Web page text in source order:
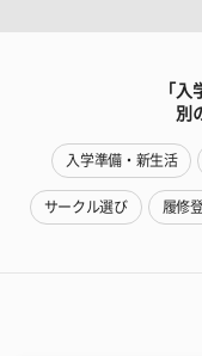
「
別
入学準備・新生活
サークル選び 履修